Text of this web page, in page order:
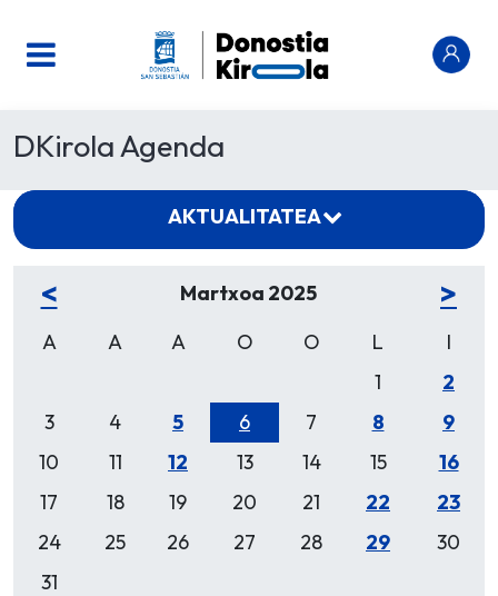
DKirola Agenda
AKTUALITATEA
< Martxoa 2025 >
A A A O O L
I
1
2
3
4 5 6 7 8
9
10
11 12 13 14 15
16
17
18 19 20 21 22
23
24
25 26 27 28 29
30
31